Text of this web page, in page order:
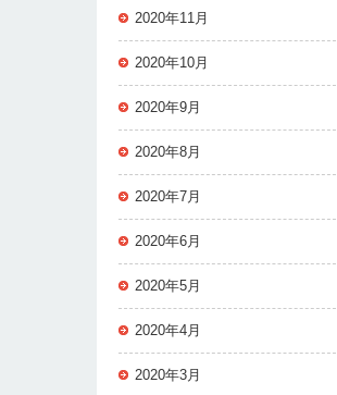
2020年11月
2020年10月
2020年9月
2020年8月
2020年7月
2020年6月
2020年5月
2020年4月
2020年3月